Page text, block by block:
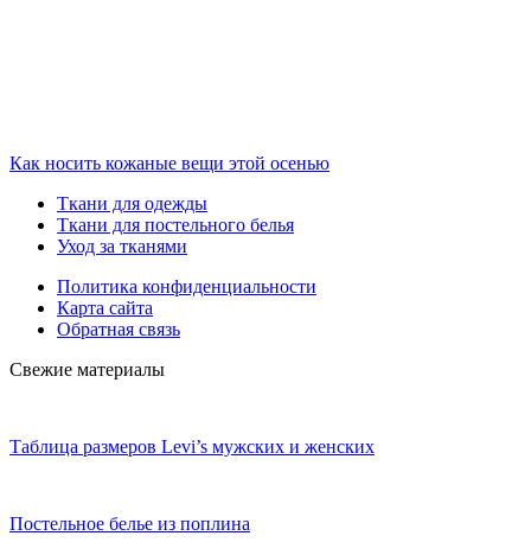
Как носить кожаные вещи этой осенью
Ткани для одежды
Ткани для постельного белья
Уход за тканями
Политика конфиденциальности
Карта сайта
Обратная связь
Свежие материалы
Таблица размеров Levi’s мужских и женских
Постельное белье из поплина